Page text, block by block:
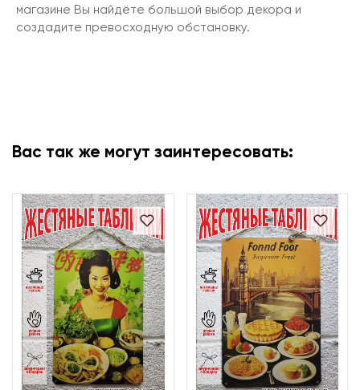
магазине Вы найдёте большой выбор декора и
создадите превосходную обстановку.
Вас так же могут заинтересовать: